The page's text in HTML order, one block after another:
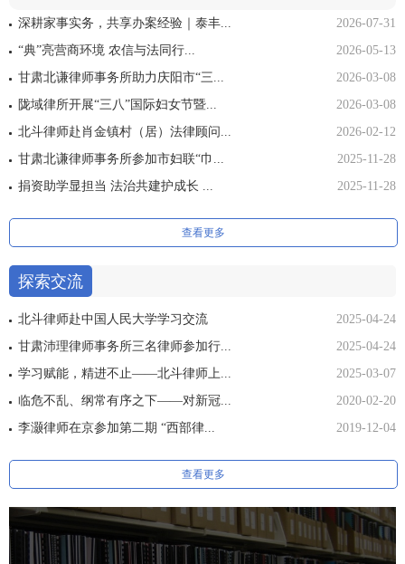
深耕家事实务，共享办案经验｜泰丰...
2026-07-31
“典”亮营商环境 农信与法同行...
2026-05-13
甘肃北谦律师事务所助力庆阳市“三...
2026-03-08
陇域律所开展“三八”国际妇女节暨...
2026-03-08
北斗律师赴肖金镇村（居）法律顾问...
2026-02-12
甘肃北谦律师事务所参加市妇联“巾...
2025-11-28
捐资助学显担当 法治共建护成长 ...
2025-11-28
查看更多
探索交流
北斗律师赴中国人民大学学习交流
2025-04-24
甘肃沛理律师事务所三名律师参加行...
2025-04-24
学习赋能，精进不止——北斗律师上...
2025-03-07
临危不乱、纲常有序之下——对新冠...
2020-02-20
李灏律师在京参加第二期 “西部律...
2019-12-04
查看更多